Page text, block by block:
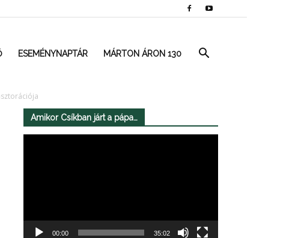
ESEMÉNYNAPTÁR MÁRTON ÁRON 130
Amikor Csíkban járt a pápa…
00:00 35:02